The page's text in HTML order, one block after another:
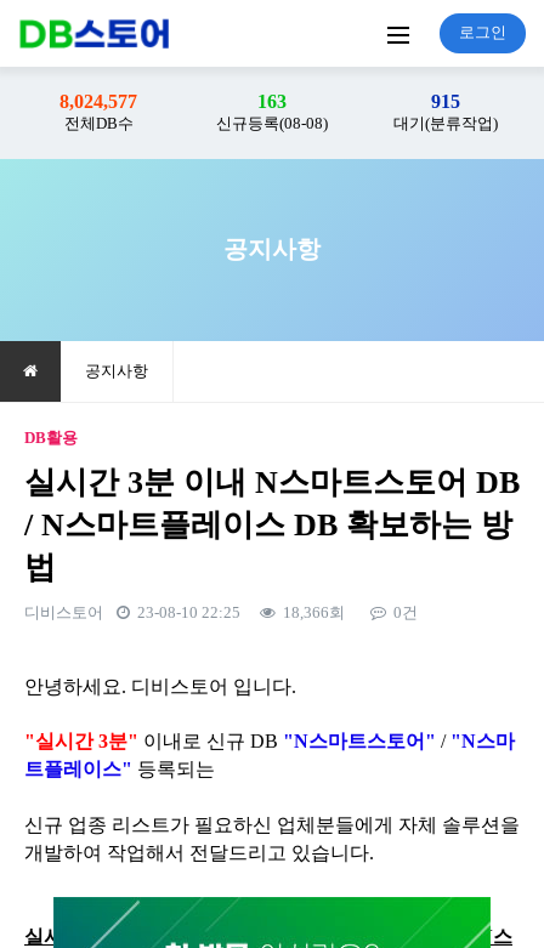
로그인
8,024,577
전체DB수
163
신규등록(08-08)
915
대기(분류작업)
공지사항
공지사항
DB활용
실시간 3분 이내 N스마트스토어 DB
/ N스마트플레이스 DB 확보하는 방
법
디비스토어 23-08-10 22:25 18,366회 0건
안녕하세요. 디비스토어 입니다.
"실시간 3분" 이내로 신규 DB "N스마트스토어" / "N스마
트플레이스" 등록되는
신규 업종 리스트가 필요하신 업체분들에게 자체 솔루션을
개발하여 작업해서 전달드리고 있습니다.
실시간 신규 업종 (개설 후 3분 이내) N스마트스토어 / N스